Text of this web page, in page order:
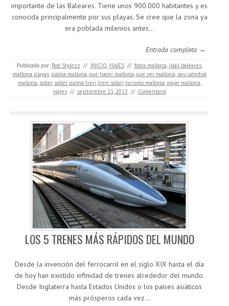
importante de las Baleares. Tiene unos 900.000 habitantes y es
conocida principalmente por sus playas. Se cree que la zona ya
era poblada milenios antes…
Entrada completa →
Publicado por: Rod Stylezz // INICIO,VIAJES // fotos mallorca, islas baleares,
mallorca playas, palma mallorca,que hacer mallorca,que ver mallorca, seu catedral
mallorca, soller, soller palma tren,tren soller,turismo mallorca,viajar mallorca,
viajes // septiembre 21, 2013 // Comentario
LOS 5 TRENES MÁS RÁPIDOS DEL MUNDO
Desde la invención del ferrocarril en el siglo XIX hasta el día
de hoy han existido infinidad de trenes alrededor del mundo.
Desde Inglaterra hasta Estados Unidos o los países asiáticos
más prósperos cada vez…